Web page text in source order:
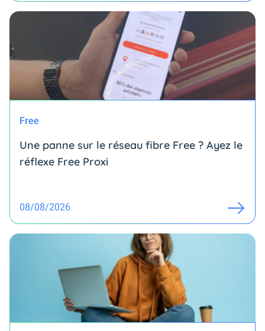
Free
Une panne sur le réseau fibre Free ? Ayez le
réflexe Free Proxi
08/08/2026